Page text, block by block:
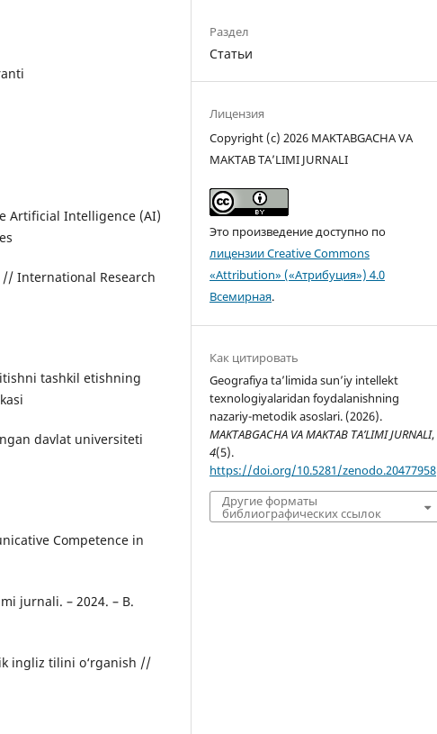
Artificial Intelligence (AI)
International Research
tashkil etishning
davlat universiteti
Competence in
jurnali. – 2024. – B.
ingliz tilini o‘rganish //
Раздел
Статьи
Лицензия
Copyright (c) 2026 MAKTABGACHA VA
MAKTAB TA’LIMI JURNALI
Это произведение доступно по
лицензии Creative Commons
«Attribution» («Атрибуция») 4.0
Всемирная.
Как цитировать
Geografiya ta’limida sun’iy intellekt
texnologiyalaridan foydalanishning
nazariy-metodik asoslari. (2026).
MAKTABGACHA VA MAKTAB TA’LIMI JURNALI,
4(5).
https://doi.org/10.5281/zenodo.20477958
Другие форматы
библиографических ссылок